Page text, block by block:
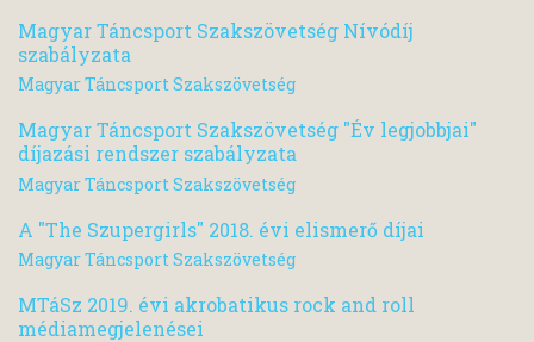
Magyar Táncsport Szakszövetség Nívódíj
szabályzata
Magyar Táncsport Szakszövetség
Magyar Táncsport Szakszövetség "Év legjobbjai"
díjazási rendszer szabályzata
Magyar Táncsport Szakszövetség
A "The Szupergirls" 2018. évi elismerő díjai
Magyar Táncsport Szakszövetség
MTáSz 2019. évi akrobatikus rock and roll
médiamegjelenései